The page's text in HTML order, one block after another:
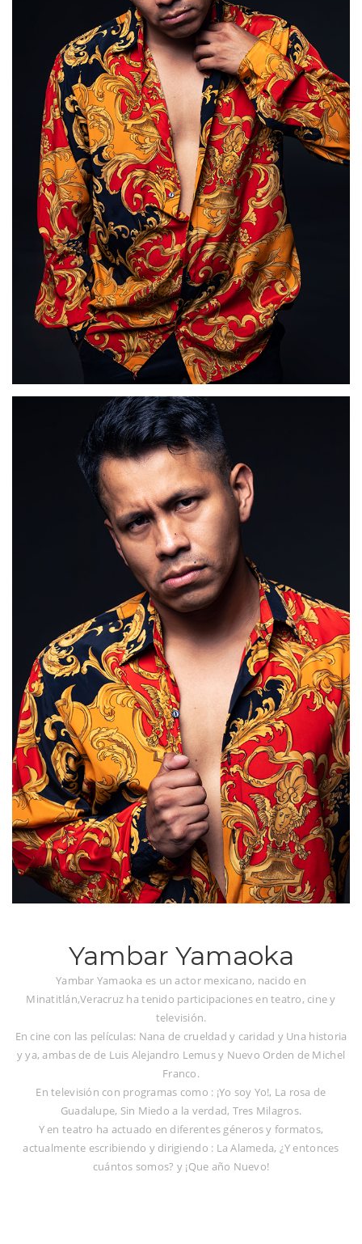
Yambar Yamaoka
Yambar Yamaoka es un actor mexicano, nacido en
Minatitlán,Veracruz ha tenido participaciones en teatro, cine y
televisión.
En cine con las películas: Nana de crueldad y caridad y Una historia
y ya, ambas de de Luis Alejandro Lemus y Nuevo Orden de Michel
Franco.
En televisión con programas como : ¡Yo soy Yo!, La rosa de
Guadalupe, Sin Miedo a la verdad, Tres Milagros.
Y en teatro ha actuado en diferentes géneros y formatos,
actualmente escribiendo y dirigiendo : La Alameda, ¿Y entonces
cuántos somos? y ¡Que año Nuevo!